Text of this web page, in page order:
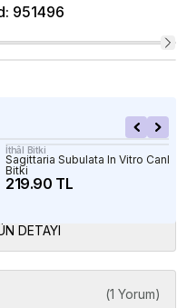
: 951496
İthâl Bitki
Sagittaria Subulata In Vitro Canlı
Bitki
219.90 TL
DETAYI
(1 Yorum)